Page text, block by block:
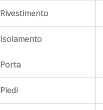
Rivestimento
Isolamento
Porta
Piedi